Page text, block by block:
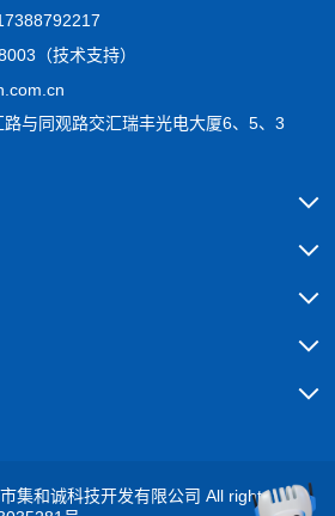
（技术支持）
与同观路交汇瑞丰光电大厦6、5、3
集和诚科技开发有限公司 All rights